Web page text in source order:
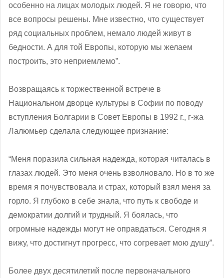
особенно на лицах молодых людей. Я не говорю, что
все вопросы решены. Мне известно, что существует
ряд социальных проблем, немало людей живут в
бедности. А для той Европы, которую мы желаем
построить, это неприемлемо”.
Возвращаясь к торжественной встрече в
Национальном дворце культуры в Софии по поводу
вступления Болгарии в Совет Европы в 1992 г., г-жа
Лалюмьер сделала следующее признание:
“Меня поразила сильная надежда, которая читалась в
глазах людей. Это меня очень взволновало. Но в то же
время я почувствовала и страх, который взял меня за
горло. Я глубоко в себе знала, что путь к свободе и
демократии долгий и трудный. Я боялась, что
огромные надежды могут не оправдаться. Сегодня я
вижу, что достигнут прогресс, что согревает мою душу”.
Более двух десятилетий после первоначального